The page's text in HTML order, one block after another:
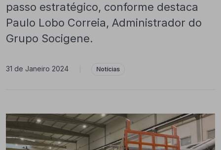
passo estratégico, conforme destaca
Paulo Lobo Correia, Administrador do
Grupo Socigene.
31 de Janeiro 2024 Notícias